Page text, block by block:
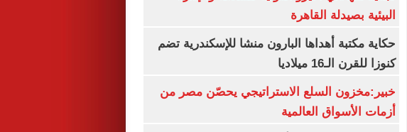
البيئية بصيدلة القاهرة
حكاية مكتبة أهداها البارون منشا للإسكندرية تضم
كنوزا للقرن الـ16 ميلاديا
خبير:مخزون السلع الاستراتيجي يحصّن مصر من
أزمات الأسواق العالمية